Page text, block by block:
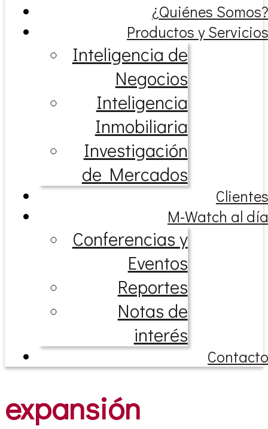
¿Quiénes Somos?
Productos y Servicios
Inteligencia de
Negocios
Inteligencia
Inmobiliaria
Investigación
de Mercados
Clientes
M-Watch al día
Conferencias y
Eventos
Reportes
Notas de
interés
Contacto
expansión